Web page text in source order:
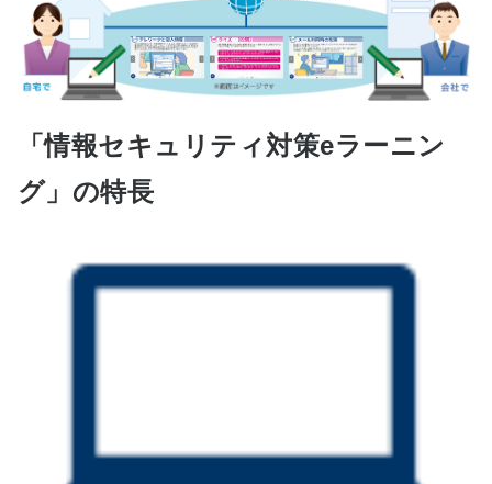
「情報セキュリティ対策eラーニン
グ」の特長